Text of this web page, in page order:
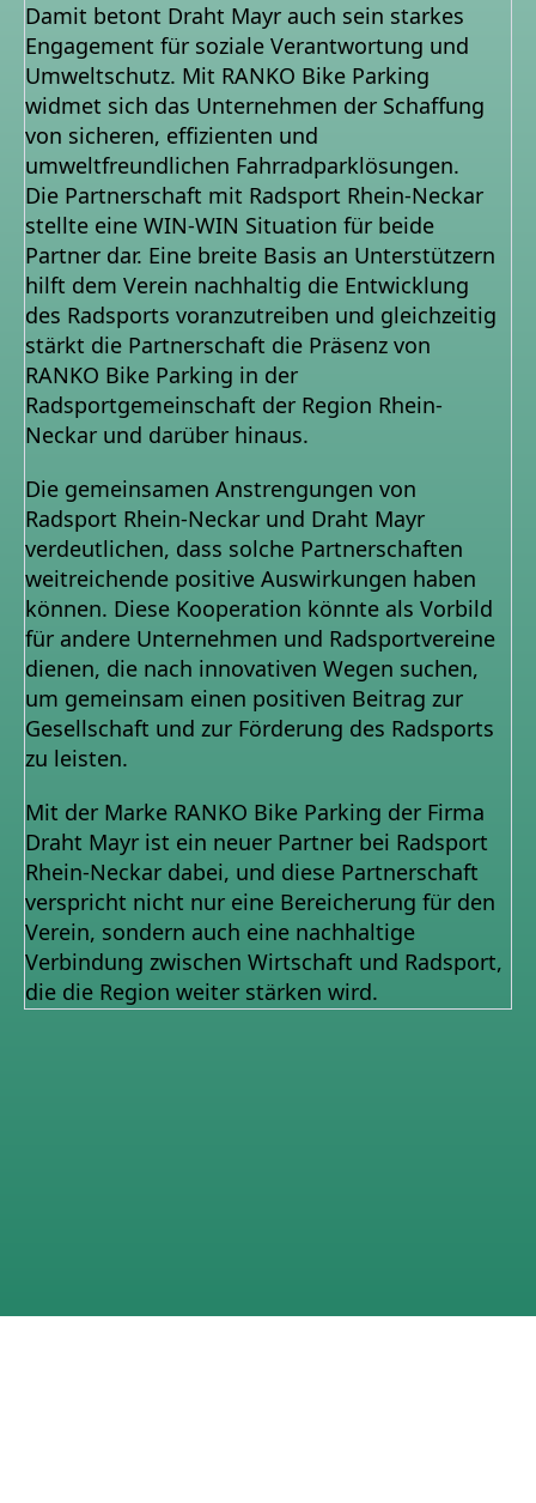
Damit betont Draht Mayr auch sein starkes
Engagement für soziale Verantwortung und
Umweltschutz. Mit RANKO Bike Parking
widmet sich das Unternehmen der Schaffung
von sicheren, effizienten und
umweltfreundlichen Fahrradparklösungen.
Die Partnerschaft mit Radsport Rhein-Neckar
stellte eine WIN-WIN Situation für beide
Partner dar. Eine breite Basis an Unterstützern
hilft dem Verein nachhaltig die Entwicklung
des Radsports voranzutreiben und gleichzeitig
stärkt die Partnerschaft die Präsenz von
RANKO Bike Parking in der
Radsportgemeinschaft der Region Rhein-
Neckar und darüber hinaus.
Die gemeinsamen Anstrengungen von
Radsport Rhein-Neckar und Draht Mayr
verdeutlichen, dass solche Partnerschaften
weitreichende positive Auswirkungen haben
können. Diese Kooperation könnte als Vorbild
für andere Unternehmen und Radsportvereine
dienen, die nach innovativen Wegen suchen,
um gemeinsam einen positiven Beitrag zur
Gesellschaft und zur Förderung des Radsports
zu leisten.
Mit der Marke RANKO Bike Parking der Firma
Draht Mayr ist ein neuer Partner bei Radsport
Rhein-Neckar dabei, und diese Partnerschaft
verspricht nicht nur eine Bereicherung für den
Verein, sondern auch eine nachhaltige
Verbindung zwischen Wirtschaft und Radsport,
die die Region weiter stärken wird.